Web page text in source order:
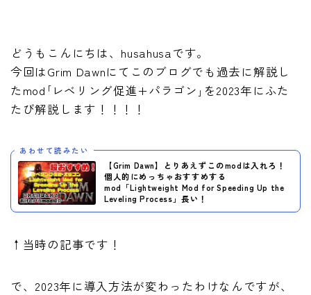
どうもこんにちは、husahusaです。
今回はGrim Dawnにてこのブログでも過去に解説し
たmod｢レベリング促進+パラゴン｣を2023年にふた
たび解説します！！！！
あわせて読みたい
【Grim Dawn】とりあえずこのmodは入れろ！
個人的にめっちゃおすすめする
mod「Lightweight Mod for Speeding Up the
Leveling Process」長い！
↑当時の記事です！
で、2023年に導入方法が変わったわけなんですが、